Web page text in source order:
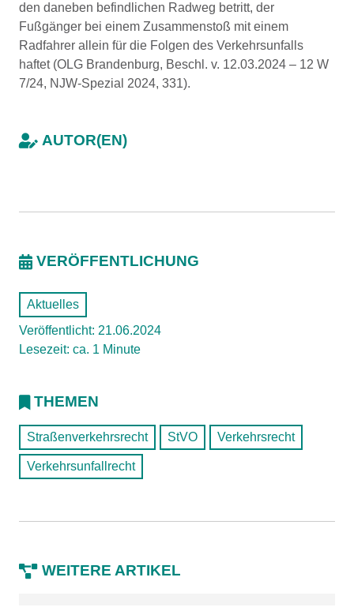
den daneben befindlichen Radweg betritt, der
Fußgänger bei einem Zusammenstoß mit einem
Radfahrer allein für die Folgen des Verkehrsunfalls
haftet (OLG Brandenburg, Beschl. v. 12.03.2024 – 12 W
7/24, NJW-Spezial 2024, 331).
AUTOR(EN)
VERÖFFENTLICHUNG
Aktuelles
Veröffentlicht: 21.06.2024
Lesezeit: ca. 1 Minute
THEMEN
Straßenverkehrsrecht StVO Verkehrsrecht
Verkehrsunfallrecht
WEITERE ARTIKEL